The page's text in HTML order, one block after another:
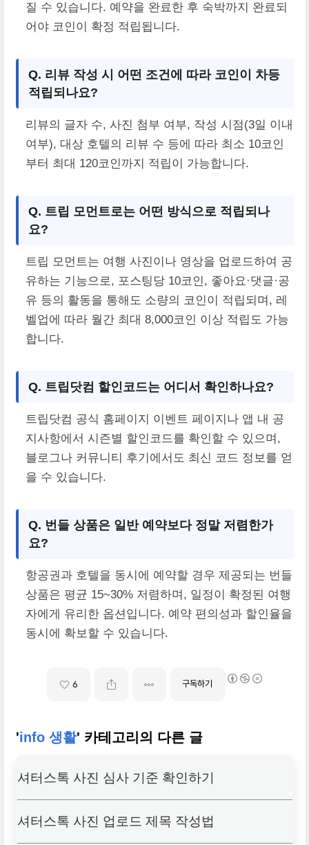
질 수 있습니다. 예약을 완료한 후 숙박까지 완료되
어야 코인이 확정 적립됩니다.
Q. 리뷰 작성 시 어떤 조건에 따라 코인이 차등
적립되나요?
리뷰의 글자 수, 사진 첨부 여부, 작성 시점(3일 이내
여부), 대상 호텔의 리뷰 수 등에 따라 최소 10코인
부터 최대 120코인까지 적립이 가능합니다.
Q. 트립 모먼트로는 어떤 방식으로 적립되나
요?
트립 모먼트는 여행 사진이나 영상을 업로드하여 공
유하는 기능으로, 포스팅당 10코인, 좋아요·댓글·공
유 등의 활동을 통해도 소량의 코인이 적립되며, 레
벨업에 따라 월간 최대 8,000코인 이상 적립도 가능
합니다.
Q. 트립닷컴 할인코드는 어디서 확인하나요?
트립닷컴 공식 홈페이지 이벤트 페이지나 앱 내 공
지사항에서 시즌별 할인코드를 확인할 수 있으며,
블로그나 커뮤니티 후기에서도 최신 코드 정보를 얻
을 수 있습니다.
Q. 번들 상품은 일반 예약보다 정말 저렴한가
요?
항공권과 호텔을 동시에 예약할 경우 제공되는 번들
상품은 평균 15~30% 저렴하며, 일정이 확정된 여행
자에게 유리한 옵션입니다. 예약 편의성과 할인율을
동시에 확보할 수 있습니다.
6 구독하기
'info 생활' 카테고리의 다른 글
셔터스톡 사진 심사 기준 확인하기
셔터스톡 사진 업로드 제목 작성법